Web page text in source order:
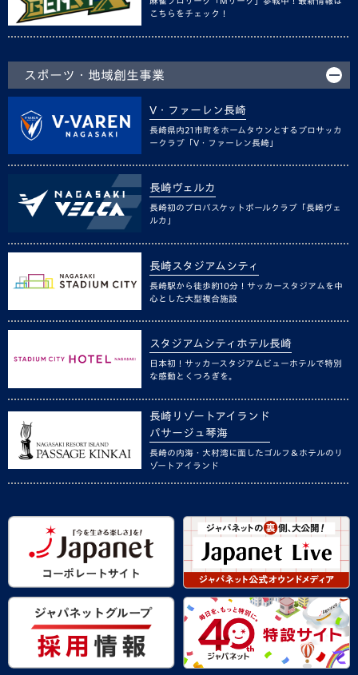
こちらをチェック！
スポーツ・地域創生事業
V・ファーレン長崎
長崎県内21市町をホームタウンとするプロサッカ
ークラブ「V・ファーレン長崎」
長崎ヴェルカ
長崎初のプロバスケットボールクラブ「長崎ヴェ
ルカ」
長崎スタジアムシティ
長崎駅から徒歩約10分！サッカースタジアムを中
心とした大型複合施設
スタジアムシティホテル長崎
日本初！サッカースタジアムビューホテルで特別
な感動とくつろぎを。
長崎リゾートアイランド
パサージュ琴海
長崎の内海・大村湾に面したゴルフ＆ホテルのリ
ゾートアイランド